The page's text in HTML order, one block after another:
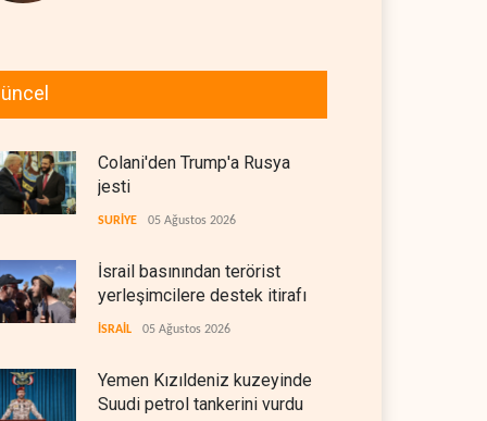
Colani'den Trump'a Rusya
jesti
SURİYE 05 Ağustos 2026
İsrail basınından terörist
yerleşimcilere destek itirafı
İSRAİL 05 Ağustos 2026
Yemen Kızıldeniz kuzeyinde
Suudi petrol tankerini vurdu